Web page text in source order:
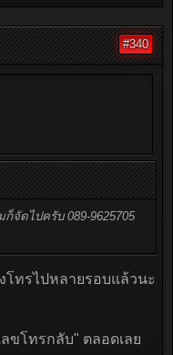
#340
จัดไปครับ 089-9625705
โทรไปหลายรอบแล้วนะ
ขโทรกลับ" ตลอดเลย